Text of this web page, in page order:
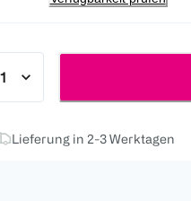
Lieferung in 2-3 Werktagen